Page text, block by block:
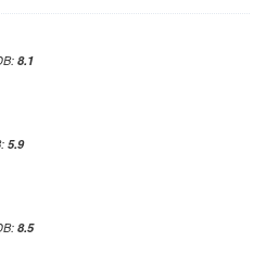
8.1
5.9
8.5